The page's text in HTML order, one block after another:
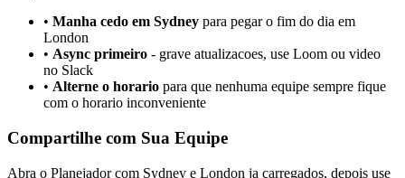
• Manha cedo em Sydney para pegar o fim do dia em
London
• Async primeiro - grave atualizacoes, use Loom ou video
no Slack
• Alterne o horario para que nenhuma equipe sempre fique
com o horario inconveniente
Compartilhe com Sua Equipe
Abra o Planejador com Sydney e London ja carregados, depois use